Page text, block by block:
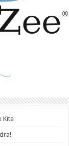
Kite